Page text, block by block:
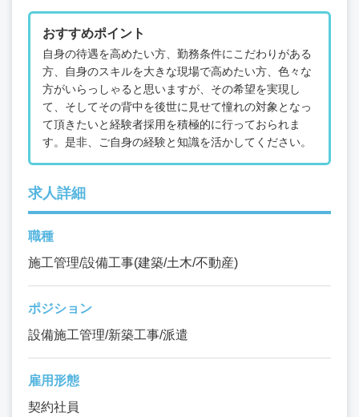
おすすめポイント
自身の待遇を高めたい方、勤務条件にこだわりがある
方、自身のスキルを大きな現場で高めたい方、色々な
方がいらっしゃると思いますが、その希望を実現し
て、そしてその背中を後世に見せて憧れの対象となっ
て頂きたいと経験者採用を積極的に行っておられま
す。是非、ご自身の経験と知識を活かしてください。
求人詳細
職種
施工管理/設備工事(建築/土木/不動産)
ポジション
設備施工管理/新築工事/派遣
雇用形態
契約社員